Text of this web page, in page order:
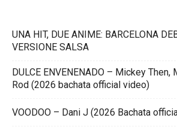
UNA HIT, DUE ANIME: BARCELONA
VERSIONE SALSA
DULCE ENVENENADO – Mickey Then,
Rod (2026 bachata official video)
VOODOO – Dani J (2026 Bachata